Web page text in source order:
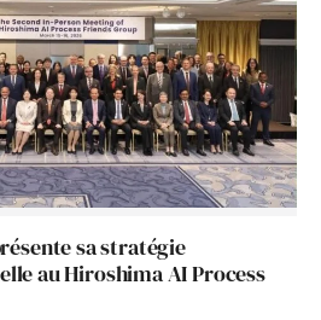
sa stratégie
au Hiroshima AI Process